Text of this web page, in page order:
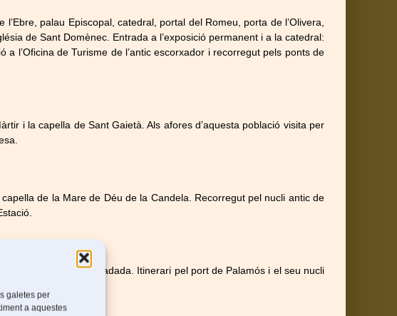
galetes per
a aquestes
palau Episcopal, catedral, portal del Romeu, porta de l’Olivera,
de Sant Domènec. Entrada a l’exposició permanent i a la catedral:
l’Oficina de Turisme de l’antic escorxador i recorregut pels ponts de
i la capella de Sant Gaietà. Als afores d’aquesta població visita per
de la Mare de Déu de la Candela. Recorregut pel nucli antic de
Corbatera i cala Foradada. Itinerari pel port de Palamós i el seu nucli